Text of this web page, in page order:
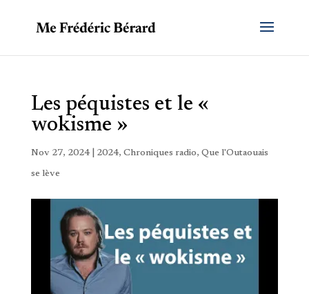
Les péquistes et le «
wokisme »
Nov 27, 2024| 2024, Chroniques radio, Que l'Outaouais
se lève